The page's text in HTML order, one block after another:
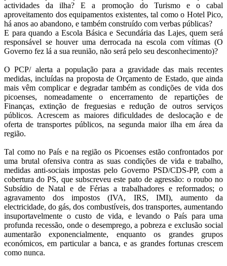
actividades da ilha? E a promoção do Turismo e o cabal
aproveitamento dos equipamentos existentes, tal como o Hotel Pico,
há anos ao abandono, e também construído com verbas públicas?
E para quando a Escola Básica e Secundária das Lajes, quem será
responsável se houver uma derrocada na escola com vítimas (O
Governo fez lá a sua reunião, não será pelo seu desconhecimento)?
O PCP/ alerta a população para a gravidade das mais recentes
medidas, incluídas na proposta de Orçamento de Estado, que ainda
mais vêm complicar e degradar também as condições de vida dos
picoenses, nomeadamente o encerramento de repartições de
Finanças, extinção de freguesias e redução de outros serviços
públicos. Acrescem as maiores dificuldades de deslocação e de
oferta de transportes públicos, na segunda maior ilha em área da
região.
Tal como no País e na região os Picoenses estão confrontados por
uma brutal ofensiva contra as suas condições de vida e trabalho,
medidas anti-sociais impostas pelo Governo PSD/CDS-PP, com a
cobertura do PS, que subscreveu este pato de agressão: o roubo no
Subsídio de Natal e de Férias a trabalhadores e reformados; o
agravamento dos impostos (IVA, IRS, IMI), aumento da
electricidade, do gás, dos combustíveis, dos transportes, aumentando
insuportavelmente o custo de vida, e levando o País para uma
profunda recessão, onde o desemprego, a pobreza e exclusão social
aumentarão exponencialmente, enquanto os grandes grupos
económicos, em particular a banca, e as grandes fortunas crescem
como nunca.